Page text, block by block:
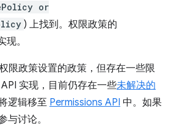
or
) 上找到。权限政策的
。
限政策设置的政策，但存在一些限
实现，目前仍存在一些未解决的
逻辑移至 Permissions API 中。如果
与讨论。